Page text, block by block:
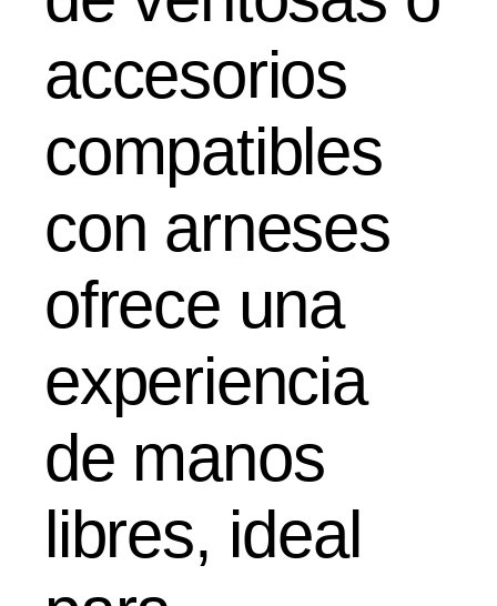
accesorios
compatibles
con arneses
ofrece una
experiencia
de manos
libres, ideal